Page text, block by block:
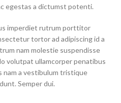
egestas a dictumst potenti.
imperdiet rutrum porttitor
tortor ad adipiscing id a
nam molestie suspendisse
volutpat ullamcorper penatibus
nam a vestibulum tristique
Semper dui.